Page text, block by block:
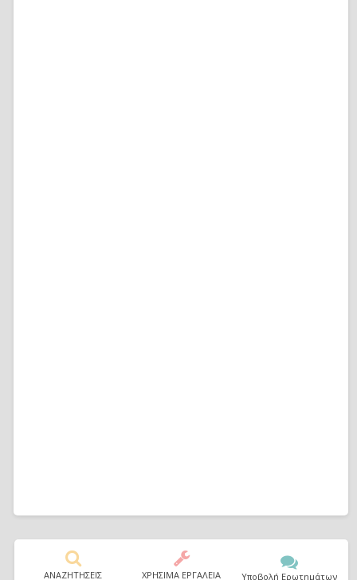
ΑΝΑΖΗΤΗΣΕΙΣ ΧΡΗΣΙΜΑ ΕΡΓΑΛΕΙΑ Υποβολή Ερωτημάτων